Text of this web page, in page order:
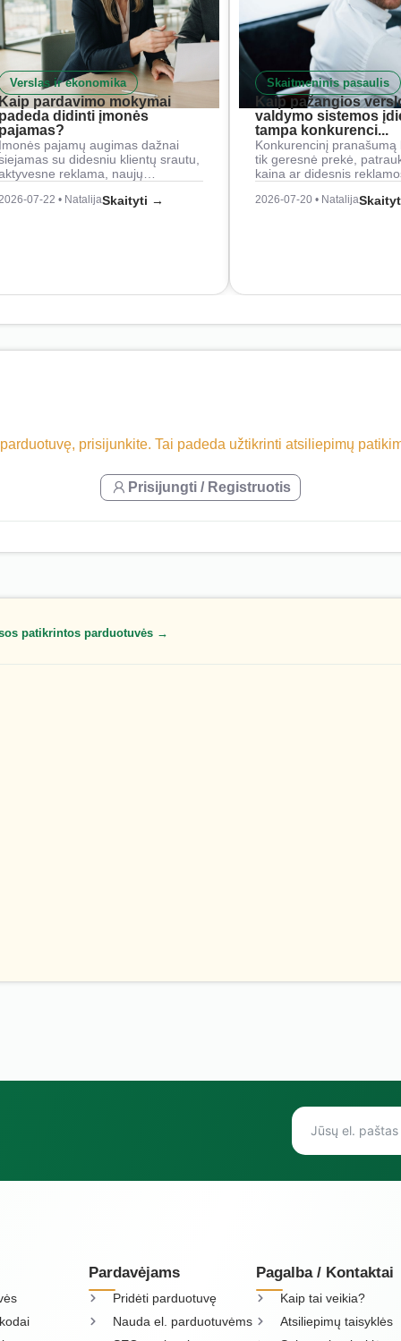
Verslas ir ekonomika
pardavimo mokymai
didinti įmonės
pajamų augimas dažnai
su didesniu klientų srautu,
reklama, naujų…
07-22 • NatalijaSkaityti →
Skaitmeninis pasaulis
Kaip pažangios
valdymo sistemos
tampa konkurenci...
Konkurencinį pranašumą
tik geresnė prekė,
kaina ar didesnis
2026-07-20 • Natalija
prisijunkite. Tai padeda užtikrinti atsiliepimų
Prisijungti / Registruotis
patikrintos parduotuvės →
Pardavėjams
Pridėti parduotuvę
Nauda el. parduotuvėms
Pagalba / Kontaktai
Kaip tai veikia?
Atsiliepimų taisyklės